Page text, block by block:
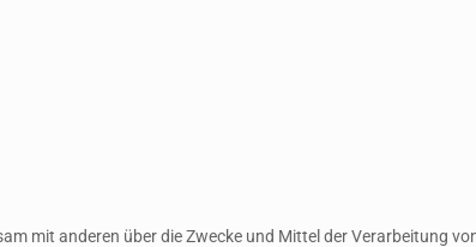
mit anderen über die Zwecke und Mittel der Verarbeitung